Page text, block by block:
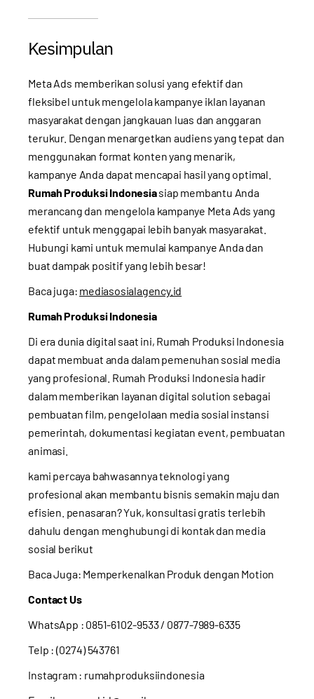
Kesimpulan
Meta Ads memberikan solusi yang efektif dan
fleksibel untuk mengelola kampanye iklan layanan
masyarakat dengan jangkauan luas dan anggaran
terukur. Dengan menargetkan audiens yang tepat dan
menggunakan format konten yang menarik,
kampanye Anda dapat mencapai hasil yang optimal.
Rumah Produksi Indonesiasiap membantu Anda
merancang dan mengelola kampanye Meta Ads yang
efektif untuk menggapai lebih banyak masyarakat.
Hubungi kami untuk memulai kampanye Anda dan
buat dampak positif yang lebih besar!
Baca juga: mediasosialagency.id
Rumah Produksi Indonesia
Di era dunia digital saat ini, Rumah Produksi Indonesia
dapat membuat anda dalam pemenuhan sosial media
yang profesional. Rumah Produksi Indonesia hadir
dalam memberikan layanan digital solution sebagai
pembuatan film, pengelolaan media sosial instansi
pemerintah, dokumentasi kegiatan event, pembuatan
animasi.
kami percaya bahwasannya teknologi yang
profesional akan membantu bisnis semakin maju dan
efisien. penasaran? Yuk, konsultasi gratis terlebih
dahulu dengan menghubungi di kontak dan media
sosial berikut
Baca Juga: Memperkenalkan Produk dengan Motion
Contact Us
WhatsApp : 0851-6102-9533/ 0877-7989-6335
Telp : (0274) 543761
Instagram : rumahproduksiindonesia